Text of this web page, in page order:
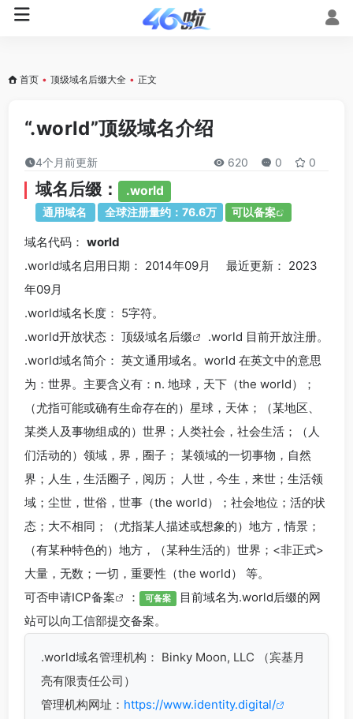
首页 • 顶级域名后缀大全 • 正文
“.world”顶级域名介绍
4个月前更新 620 0 0
域名后缀： .world
通用域名 全球注册量约：76.6万 可以备案
域名代码： world
.world域名 启用日期： 2014年09月 最近更新： 2023
年09月
.world域名长度： 5字符。
.world开放状态： 顶级域名后缀
.world 目前开放注册。
.world域名简介： 英文通用域名。world 在英文中的意思
为：世界。主要含义有：n. 地球，天下（the world）；
（尤指可能或确有生命存在的）星球，天体；（某地区、
某类人及事物组成的）世界；人类社会，社会生活；（人
们活动的）领域，界，圈子； 某领域的一切事物，自然
界；人生，生活圈子，阅历； 人世，今生，来世；生活领
域；尘世，世俗，世事（the world）；社会地位；活的状
态；大不相同；（尤指某人描述或想象的）地方，情景；
（有某种特色的）地方，（某种生活的）世界；<非正式>
大量，无数；一切，重要性（the world） 等。
可否申请ICP备案 ： 可备案 目前域名为.world后缀的网
站可以向工信部提交备案。
.world域名管理机构： Binky Moon, LLC （宾基月
亮有限责任公司）
管理机构网址： https://www.identity.digital/